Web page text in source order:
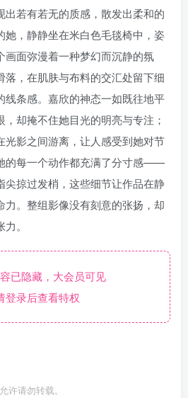
出若有若无的质感，散发出柔和的
她，静静坐在米白色毛毯椅中，姿
画面弥漫着一种梦幻而沉静的氛
落，在肌肤与布料的交汇处留下细
线条感。嘉欣的神态一如既往地平
却掩不住她目光的明亮与专注；
光影之间游离，让人感受到她对节
的每一个动作都充满了分寸感——
尖掠过发梢，这些细节让作品在静
力。整组影像没有刻意的张扬，却
。
已隐藏，大会员可见
录后查看特权
许请勿转载。